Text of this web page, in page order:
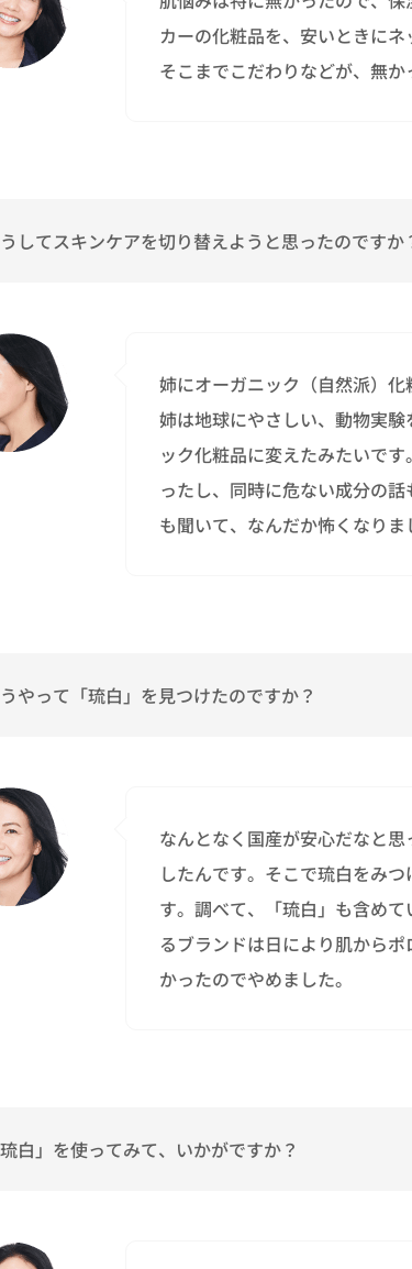
カーの化粧品を、安いときにネ
そこまでこだわりなどが、無か
してスキンケアを切り替えようと思ったのですか
姉にオーガニック（自然派）化
姉は地球にやさしい、動物実
ック化粧品に変えたみたいで
ったし、同時に危ない成分の
も聞いて、なんだか怖くなりま
やって「琉白」を見つけたのですか？
なんとなく国産が安心だなと
したんです。そこで琉白をみ
す。調べて、「琉白」も含め
るブランドは日により肌から
かったのでやめました。
白」を使ってみて、いかがですか？